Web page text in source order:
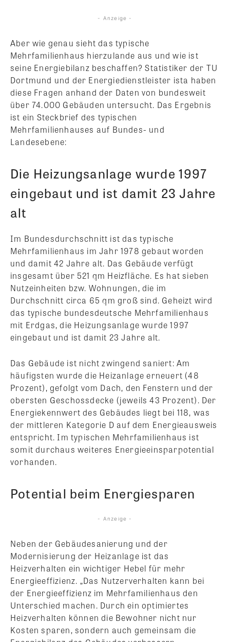
- Anzeige -
Aber wie genau sieht das typische
Mehrfamilienhaus hierzulande aus und wie ist
seine Energiebilanz beschaffen? Statistiker der TU
Dortmund und der Energiedienstleister ista haben
diese Fragen anhand der Daten von bundesweit
über 74.000 Gebäuden untersucht. Das Ergebnis
ist ein Steckbrief des typischen
Mehrfamilienhauses auf Bundes- und
Landesebene:
Die Heizungsanlage wurde 1997
eingebaut und ist damit 23 Jahre
alt
Im Bundesdurchschnitt ist das typische
Mehrfamilienhaus im Jahr 1978 gebaut worden
und damit 42 Jahre alt. Das Gebäude verfügt
insgesamt über 521 qm Heizfläche. Es hat sieben
Nutzeinheiten bzw. Wohnungen, die im
Durchschnitt circa 65 qm groß sind. Geheizt wird
das typische bundesdeutsche Mehrfamilienhaus
mit Erdgas, die Heizungsanlage wurde 1997
eingebaut und ist damit 23 Jahre alt.
Das Gebäude ist nicht zwingend saniert: Am
häufigsten wurde die Heizanlage erneuert (48
Prozent), gefolgt vom Dach, den Fenstern und der
obersten Geschossdecke (jeweils 43 Prozent). Der
Energiekennwert des Gebäudes liegt bei 118, was
der mittleren Kategorie D auf dem Energieausweis
entspricht. Im typischen Mehrfamilienhaus ist
somit durchaus weiteres Energieeinsparpotential
vorhanden.
Potential beim Energiesparen
- Anzeige -
Neben der Gebäudesanierung und der
Modernisierung der Heizanlage ist das
Heizverhalten ein wichtiger Hebel für mehr
Energieeffizienz. „Das Nutzerverhalten kann bei
der Energieeffizienz im Mehrfamilienhaus den
Unterschied machen. Durch ein optimiertes
Heizverhalten können die Bewohner nicht nur
Kosten sparen, sondern auch gemeinsam die